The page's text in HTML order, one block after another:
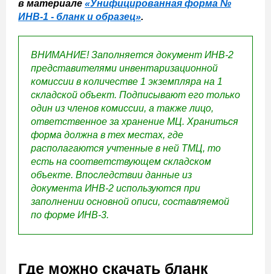
в материале «Унифицированная форма №
ИНВ-1 - бланк и образец».
ВНИМАНИЕ! Заполняется документ ИНВ-2
представителями инвентаризационной
комиссии в количестве 1 экземпляра на 1
складской объект. Подписывают его только
один из членов комиссии, а также лицо,
ответственное за хранение МЦ. Храниться
форма должна в тех местах, где
располагаются учтенные в ней ТМЦ, то
есть на соответствующем складском
объекте. Впоследствии данные из
документа ИНВ-2 используются при
заполнении основной описи, составляемой
по форме ИНВ-3.
Где можно скачать бланк